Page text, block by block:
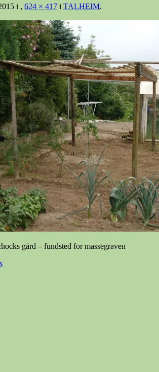
i , 624 × 417 i TALHEIM.
gård – fundsted for massegraven